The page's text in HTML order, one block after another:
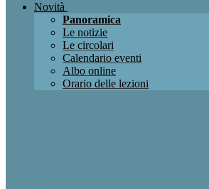
Novità
Panoramica
Le notizie
Le circolari
Calendario eventi
Albo online
Orario delle lezioni